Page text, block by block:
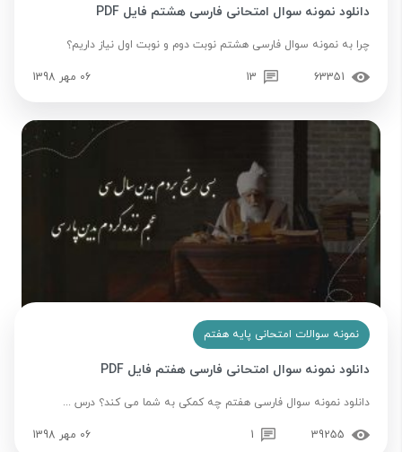
دانلود نمونه سوال امتحانی فارسی هشتم فایل PDF
چرا به نمونه سوال فارسی هشتم نوبت دوم و نوبت اول نیاز داریم؟
63351
13 06 مهر 1398
نمونه سوالات امتحانی پایه هفتم
دانلود نمونه سوال امتحانی فارسی هفتم فایل PDF
دانلود نمونه سوال فارسی هفتم چه کمکی به شما می کند؟ درس ...
39255
1 06 مهر 1398